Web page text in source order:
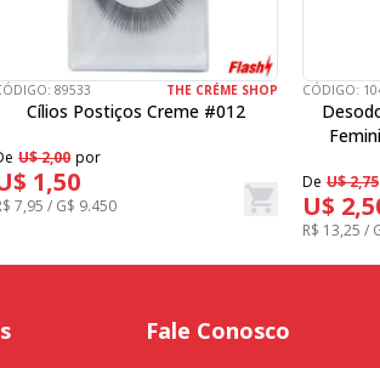
89533 THE CRÉME SHOP
Cílios Postiços Creme #012
U$ 2,00 por
1,50
7,95 / G$ 9.450
CÓDIGO:
De U$ 2,75
U$
R$ 13,25 /
Fale Conosco